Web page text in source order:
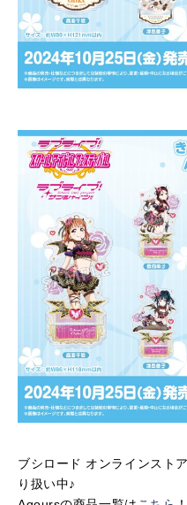
ブシロード オンラインスト
り扱い中♪